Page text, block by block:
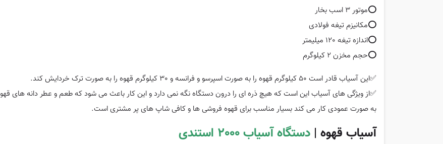
⭕️موتور 3 اسب بخار
⭕️مکانیزم تیغه فولادی
⭕️اندازه تیغه 120 میلیمتر
⭕️حجم مخزن 2 کیلوگرم
✅این آسیاب قادر است 50 کیلوگرم قهوه را به صورت اسپرسو و فرانسه و 30 کیلوگرم قهوه را به صورت ترک خردایش کند.
✅از ویژگی های آسیاب این است که هیچ ذره ای را درون دستگاه نگه نمی دارد و این کار باعث می شود که طعم و عطر دانه های
به صورت عمودی کار می کند بسیار مناسب برای قهوه فروشی ها و کافی شاپ های پر مشتری است.
آسیاب قهوه | دستگاه آسیاب 2000 استندی